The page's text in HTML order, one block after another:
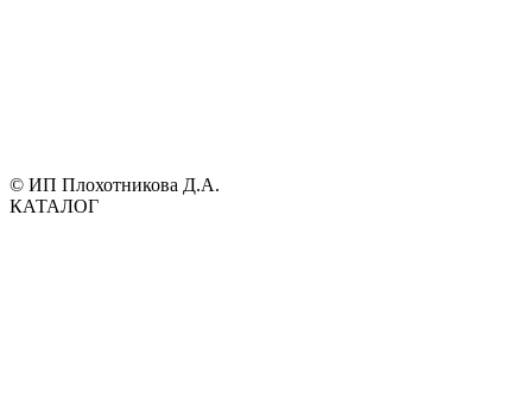
© ИП Плохотникова Д.А.
КАТАЛОГ